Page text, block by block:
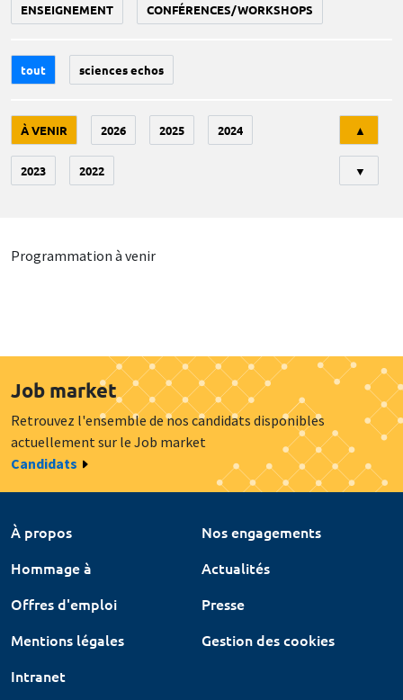
ENSEIGNEMENT CONFÉRENCES/WORKSHOPS
tout sciences echos
À VENIR 2026 2025 2024
2023 2022
▲
▼
Programmation à venir
Job market
Retrouvez l'ensemble de nos candidats disponibles
actuellement sur le Job market
Candidats
À propos
Nos engagements
Hommage à
Actualités
Offres d'emploi
Presse
Mentions légales
Gestion des cookies
Intranet